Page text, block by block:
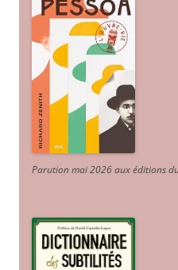
Parution mai 2026 aux éditions